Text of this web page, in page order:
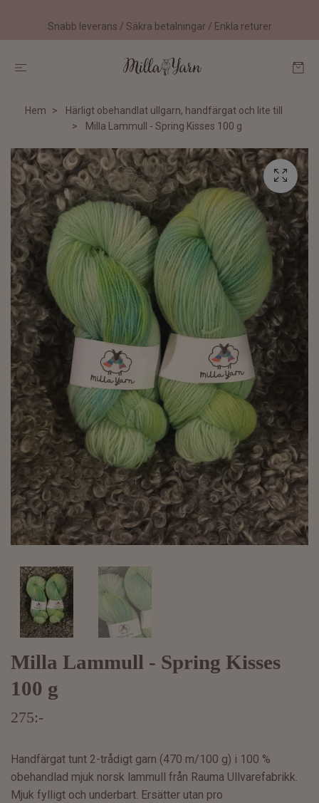
Snabb leverans / Säkra betalningar / Enkla returer
Hem
Härligt obehandlat ullgarn, handfärgat och lite till
Milla Lammull - Spring Kisses 100 g
Milla Lammull - Spring Kisses
100 g
275:-
Handfärgat tunt 2-trådigt garn (470 m/100 g) i 100 %
obehandlad mjuk norsk lammull från Rauma Ullvarefabrikk.
Mjuk fylligt och underbart. Ersätter utan pro